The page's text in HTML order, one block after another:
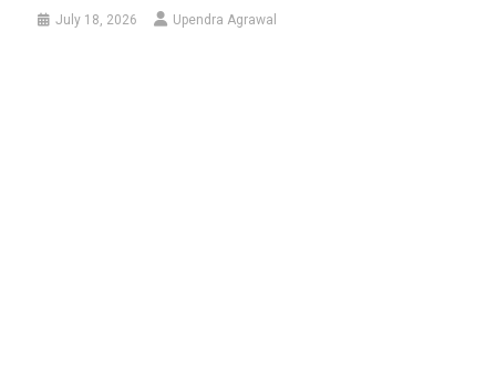
July 18, 2026 Upendra Agrawal